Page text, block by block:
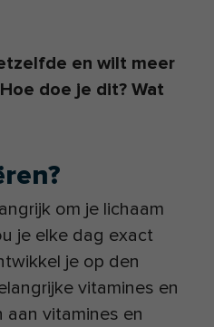
en wilt meer
doe je dit? Wat
om je lichaam
je elke dag exact
je op den
vitamines en
aan vitamines en